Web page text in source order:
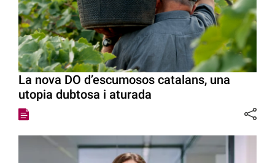
La nova DO d’escumosos catalans, una
utopia dubtosa i aturada